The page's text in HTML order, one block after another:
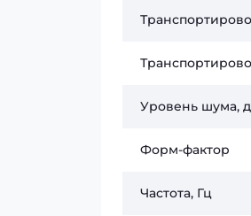
Уровень шума,
Форм-фактор
Частота, Гц